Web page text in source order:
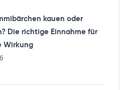
kauen oder
Die richtige Einnahme für
Wirkung